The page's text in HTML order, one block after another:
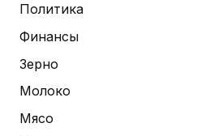
Политика
Финансы
Зерно
Молоко
Мясо